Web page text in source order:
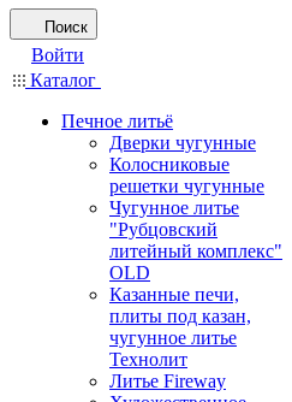
Поиск
Войти
Каталог
Печное литьё
Дверки чугунные
Колосниковые
решетки чугунные
Чугунное литье
"Рубцовский
литейный комплекс"
OLD
Казанные печи,
плиты под казан,
чугунное литье
Технолит
Литье Fireway